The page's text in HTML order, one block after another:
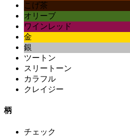
こげ茶
オリーブ
ワインレッド
金
銀
ツートン
スリートーン
カラフル
クレイジー
柄
チェック